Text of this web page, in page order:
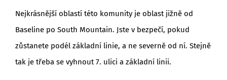
Nejkrásnější oblastí této komunity je oblast jižně od
Baseline po South Mountain. Jste v bezpečí, pokud
zůstanete podél základní linie, a ne severně od ní. Stejně
tak je třeba se vyhnout 7. ulici a základní linii.